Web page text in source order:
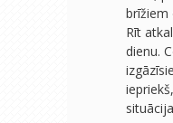
brīžiem
Rīt
dienu.